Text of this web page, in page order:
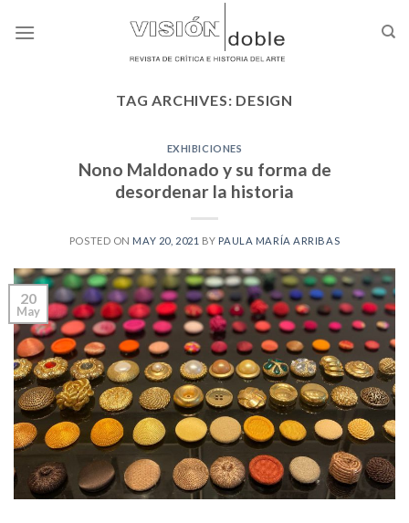
TAG ARCHIVES: DESIGN
EXHIBICIONES
Nono Maldonado y su forma de
desordenar la historia
POSTED ON MAY 20, 2021 BY PAULA MARÍA ARRIBAS
20
May